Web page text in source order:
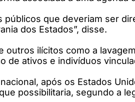
que deveriam ser
dos Estados”, disse.
ilícitos como a
de ativos e indivíduos
após os Estados
possibilitaria, segundo a